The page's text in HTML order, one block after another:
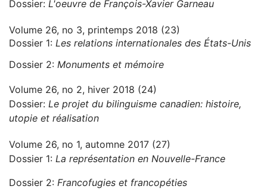
Dossier: L'oeuvre de François-Xavier Garneau
Volume 26, no 3, printemps 2018 (23)
Dossier 1: Les relations internationales des États-Unis
Dossier 2: Monuments et mémoire
Volume 26, no 2, hiver 2018 (24)
Dossier: Le projet du bilinguisme canadien: histoire,
utopie et réalisation
Volume 26, no 1, automne 2017 (27)
Dossier 1: La représentation en Nouvelle-France
Dossier 2: Francofugies et francopéties